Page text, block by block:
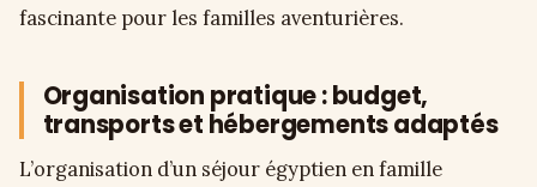
fascinante pour les familles aventurières.
Organisation pratique : budget,
transports et hébergements adaptés
L’organisation d’un séjour égyptien en famille